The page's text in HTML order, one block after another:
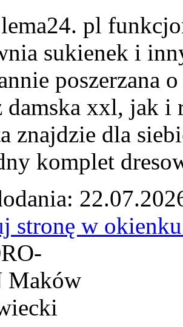
pl
sukienek i
poszerzana
damska xxl, jak i
znajdzie dla
komplet
stronę w